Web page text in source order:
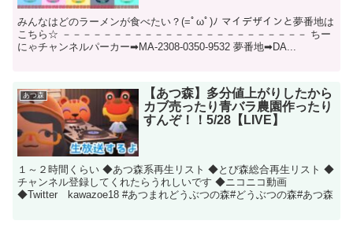
みんなはどのラーメンが食べたい？(=ﾟωﾟ)ﾉ マイデザインと夢番地は
こちら☆ －－－－－－－－－－－－－－－－－－－－－－－－ ちー
にゃチャンネルパーカー➡MA-2308-0350-9532 夢番地➡DA...
あつ森
【あつ森】多分値上がりしたから
カブ売ったり青バラ農園作ったり
すんぞ！！5/28【LIVE】
１～２時間くらい ◆あつ森系再生リスト ◆とび森総合再生リスト ◆
チャンネル登録してくれたらうれしいです ◆ニコニコ動画
◆Twitter kawazoe18 #あつまれどうぶつの森#どうぶつの森#あつ森